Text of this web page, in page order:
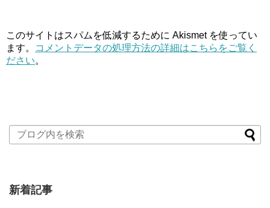
このサイトはスパムを低減するために Akismet を使ってい
ます。
コメントデータの処理方法の詳細はこちらをご覧く
ださい。
新着記事